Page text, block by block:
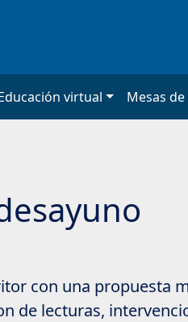
virtual Mesas
con una propuesta
de lecturas,